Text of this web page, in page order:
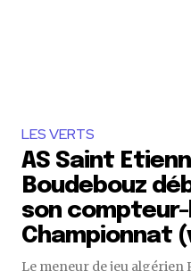
LES VERTS
AS Saint
Boudebouz
son
Championnat
Le meneur de jeu algérien